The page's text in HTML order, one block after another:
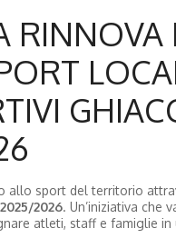
RINNOVA
allo sport del territorio
2026. Un’iniziativa che
atleti, staff e famiglie